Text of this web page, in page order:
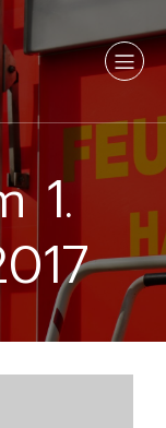
1.